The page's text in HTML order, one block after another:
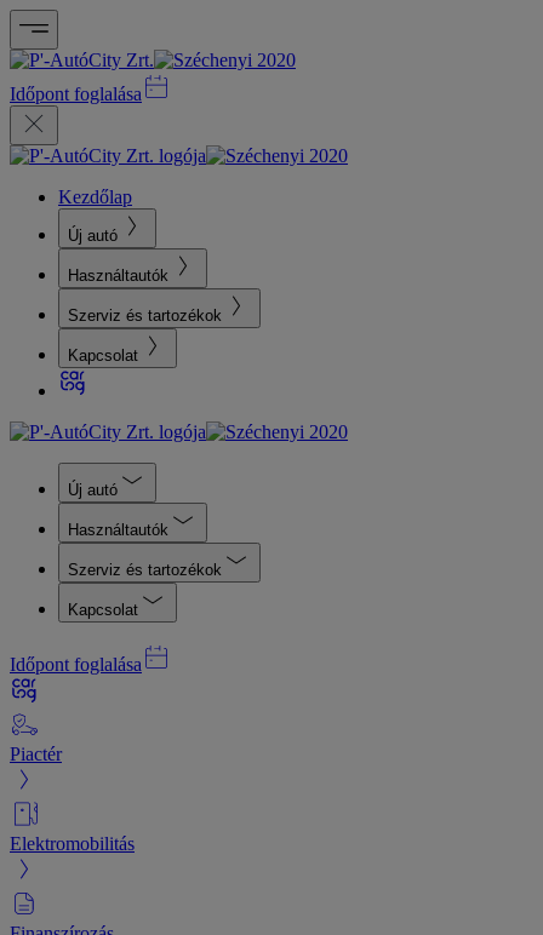
Időpont foglalása
Kezdőlap
Új autó
Használtautók
Szerviz és tartozékok
Kapcsolat
Új autó
Használtautók
Szerviz és tartozékok
Kapcsolat
Időpont foglalása
Piactér
Elektromobilitás